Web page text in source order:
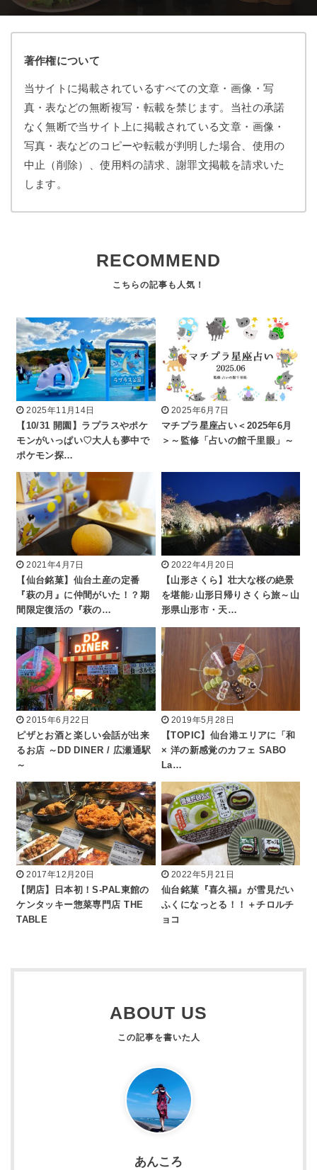
著作権について
当サイトに掲載されているすべての文章・画像・写
真・表などの無断複写・転載を禁じます。当社の承諾
なく無断で当サイト上に掲載されている文章・画像・
写真・表などのコピーや転載が判明した場合、使用の
中止（削除）、使用料の請求、謝罪文掲載を請求いた
します。
RECOMMEND
2025年11月14日
【10/31 開園】ラプラスやポケ
モンがいっぱい♡大人も夢中で
ポケモン探…
2025年6月7日
マチプラ星座占い＜2025年6月
＞～監修「占いの館千里眼」～
2021年4月7日
【仙台銘菓】仙台土産の定番
『萩の月』に仲間がいた！？期
間限定復活の『萩の…
2022年4月20日
【山形さくら】壮大な桜の絶景
を堪能♪山形日帰りさくら旅～山
形県山形市・天…
2015年6月22日
ピザとお酒と楽しい会話が出来
るお店 ～DD DINER / 広瀬通駅
～
2019年5月28日
【TOPIC】仙台港エリアに「和
× 洋の新感覚のカフェ SABO
La…
2017年12月20日
【閉店】日本初！S-PAL東館の
ケンタッキー惣菜専門店 THE
TABLE
2022年5月21日
仙台銘菓『喜久福』が雪見だい
ふくになっとる！！＋チロルチ
ョコ
ABOUT US
あんころ